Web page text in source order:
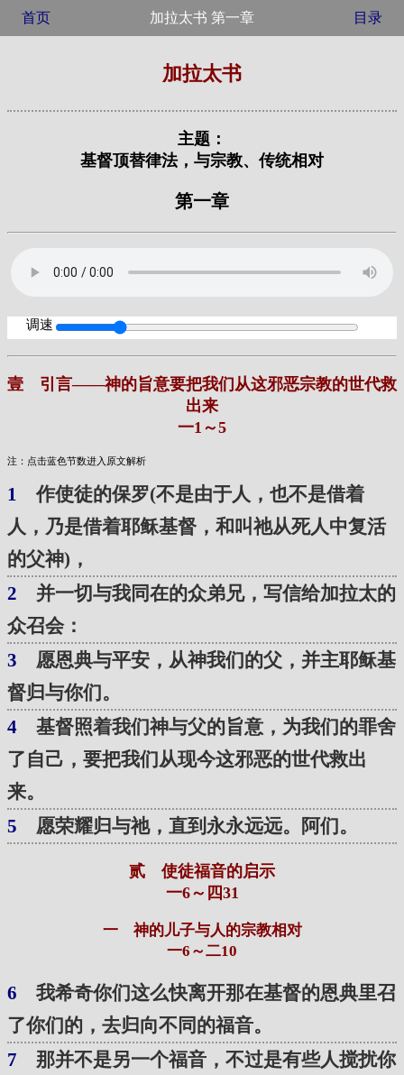
首页 加拉太书 第一章 目录
加拉太书
主题：
基督顶替律法，与宗教、传统相对
第一章
调速
壹 引言——神的旨意要把我们从这邪恶宗教的世代救
出来
一1～5
注：点击蓝色节数进入原文解析
1 作使徒的保罗(不是由于人，也不是借着
人，乃是借着耶稣基督，和叫祂从死人中复活
的父神)，
2 并一切与我同在的众弟兄，写信给加拉太的
众召会：
3 愿恩典与平安，从神我们的父，并主耶稣基
督归与你们。
4 基督照着我们神与父的旨意，为我们的罪舍
了自己，要把我们从现今这邪恶的世代救出
来。
5 愿荣耀归与祂，直到永永远远。阿们。
贰 使徒福音的启示
一6～四31
一 神的儿子与人的宗教相对
一6～二10
6 我希奇你们这么快离开那在基督的恩典里召
了你们的，去归向不同的福音。
7 那并不是另一个福音，不过是有些人搅扰你